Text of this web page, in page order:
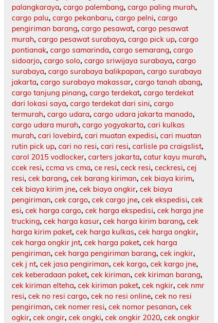
palangkaraya, cargo palembang, cargo paling murah,
cargo palu, cargo pekanbaru, cargo pelni, cargo
pengiriman barang, cargo pesawat, cargo pesawat
murah, cargo pesawat surabaya, cargo pick up, cargo
pontianak, cargo samarinda, cargo semarang, cargo
sidoarjo, cargo solo, cargo sriwijaya surabaya, cargo
surabaya, cargo surabaya balikpapan, cargo surabaya
jakarta, cargo surabaya makassar, cargo tanah abang,
cargo tanjung pinang, cargo terdekat, cargo terdekat
dari lokasi saya, cargo terdekat dari sini, cargo
termurah, cargo udara, cargo udara jakarta manado,
cargo udara murah, cargo yogyakarta, cari kulkas
murah, cari lovebird, cari muatan expedisi, cari muatan
rutin pick up, cari no resi, cari resi, carlisle pa craigslist,
carol 2015 vodlocker, carters jakarta, catur kayu murah,
ccek resi, ccma vs cma, ce resi, ceck resi, ceckresi, cej
resi, cek barang, cek barang kiriman, cek biaya kirim,
cek biaya kirim jne, cek biaya ongkir, cek biaya
pengiriman, cek cargo, cek cargo jne, cek ekspedisi, cek
esi, cek harga cargo, cek harga ekspedisi, cek harga jne
trucking, cek harga kasur, cek harga kirim barang, cek
harga kirim paket, cek harga kulkas, cek harga ongkir,
cek harga ongkir jnt, cek harga paket, cek harga
pengiriman, cek harga pengiriman barang, cek ingkir,
cek j nt, cek jasa pengiriman, cek kargo, cek kargo jne,
cek keberadaan paket, cek kiriman, cek kiriman barang,
cek kiriman elteha, cek kiriman paket, cek ngkir, cek nmr
resi, cek no resi cargo, cek no resi online, cek no resi
pengiriman, cek nomer resi, cek nomor pesanan, cek
ogkir, cek ongir, cek ongki, cek ongkir 2020, cek ongkir